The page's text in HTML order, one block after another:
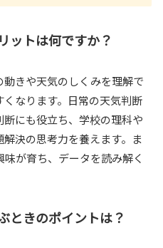
ットは何ですか？
動きや天気のしくみを理解で
なります。日常の天気判断
にも役立ち、学校の理科や
決の思考力を養えます。ま
が育ち、データを読み解く
ときのポイントは？